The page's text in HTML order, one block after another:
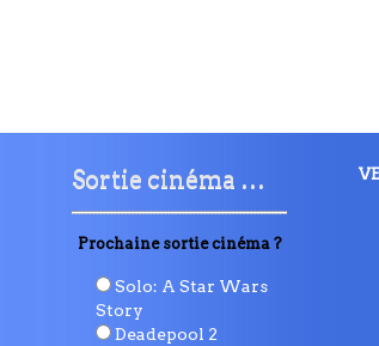
Sortie cinéma …
Prochaine sortie cinéma ?
Solo: A Star Wars
Story
Deadepool 2